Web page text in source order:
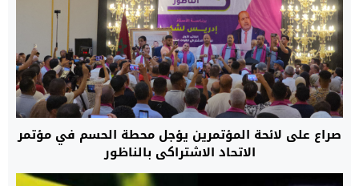
صراع على لائحة المؤتمرين يؤجل محطة الحسم في مؤتمر
الاتحاد الاشتراكي بالناظور